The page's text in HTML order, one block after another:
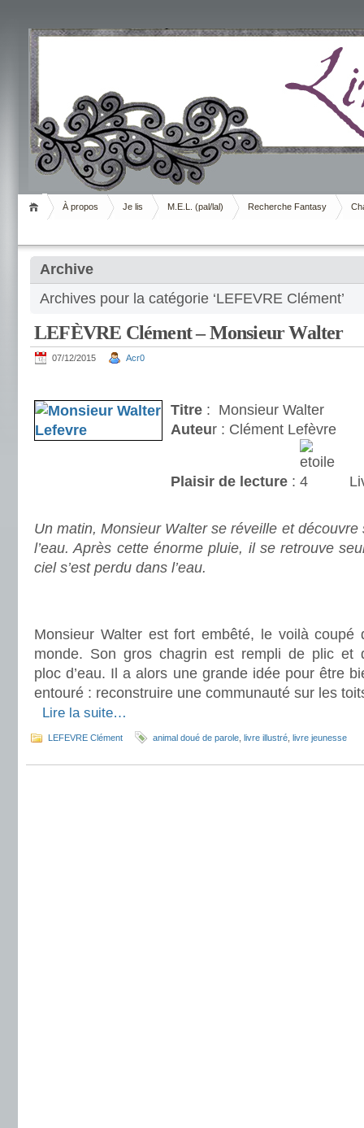
Livrement
À propos Je lis M.E.L. (pal/lal) Recherche Fantasy
Archive
Archives pour la catégorie ‘LEFEVRE Clément’
LEFÈVRE Clément – Monsieur Walter
07/12/2015 Acr0
Titre : Monsieur Walter
Auteur : Clément Lefèvre
Plaisir de lecture :
Un matin, Monsieur Walter se réveille et
l’eau. Après cette énorme pluie, il se retrouve
ciel s’est perdu dans l’eau.
Monsieur Walter est fort embêté, le voilà coupé
monde. Son gros chagrin est rempli de plic et
ploc d’eau. Il a alors une grande idée pour être
entouré : reconstruire une communauté sur les
Lire la suite…
LEFEVRE Clément animal doué de parole livre illustré livre jeunesse